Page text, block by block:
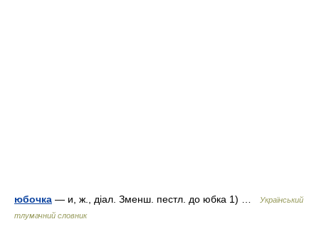
юбочка — и, ж., діал. Зменш. пестл. до юбка 1) …
Український
тлумачний словник